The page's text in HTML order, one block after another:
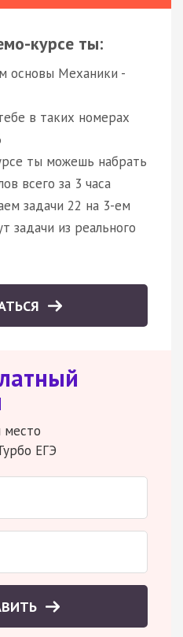
курсе ты:
основы Механики -
в таких номерах
ты можешь набрать
всего за 3 часа
задачи 22 на 3-ем
задачи из реального
место
ЕГЭ